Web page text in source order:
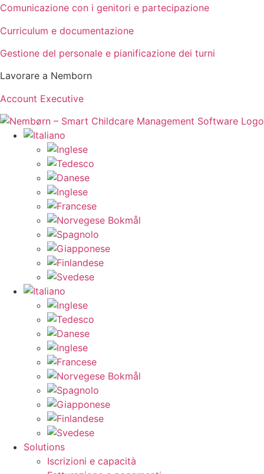
Comunicazione con i genitori e partecipazione
Curriculum e documentazione
Gestione del personale e pianificazione dei turni
Lavorare a Nemborn
Account Executive
Solutions
Iscrizioni e capacità